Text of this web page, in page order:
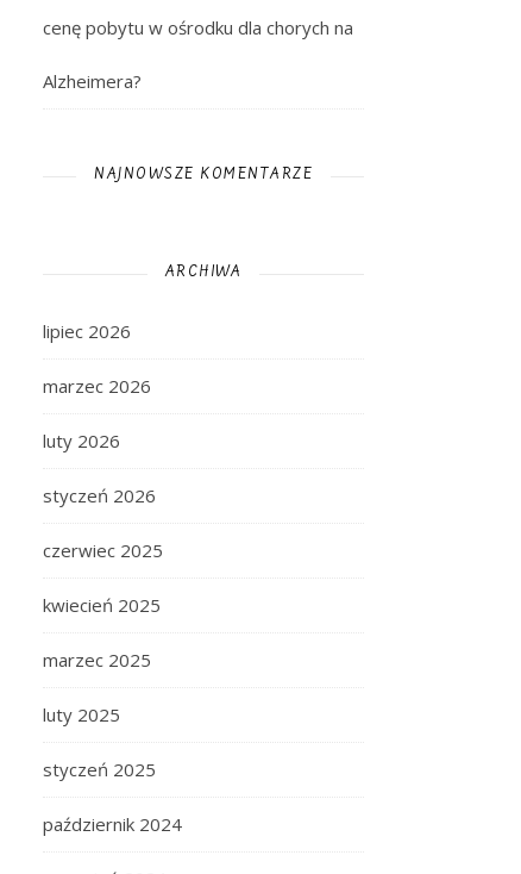
cenę pobytu w ośrodku dla chorych na
Alzheimera?
NAJNOWSZE KOMENTARZE
ARCHIWA
lipiec 2026
marzec 2026
luty 2026
styczeń 2026
czerwiec 2025
kwiecień 2025
marzec 2025
luty 2025
styczeń 2025
październik 2024